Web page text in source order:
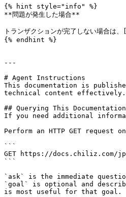
{% hint style="info" %}
**問題が発生した場合**
トランザクションが完了しない
{% endhint %}
---
# Agent Instructions
This documentation is
technical content effectively.
## Querying This Documentation
If you need additional
Perform an HTTP GET
```
GET https://docs.chiliz.com/jp/
```
`ask` is the immediate
`goal` is optional and
is most useful for that goal.